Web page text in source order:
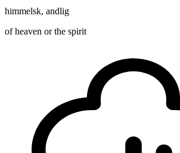
himmelsk, andlig
of heaven or the spirit